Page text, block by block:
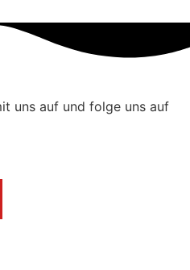
uns auf und folge uns auf